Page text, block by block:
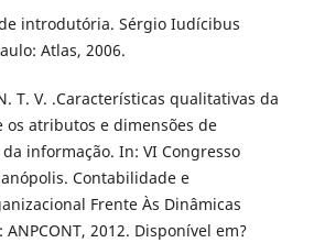
introdutória. Sérgio Iudícibus
Atlas, 2006.
T. V. .Características qualitativas da
os atributos e dimensões de
informação. In: VI Congresso
Contabilidade e
Frente Às Dinâmicas
2012. Disponível em?